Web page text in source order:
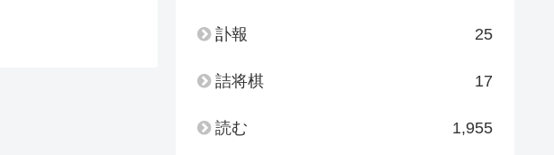
訃報 25
詰将棋 17
読む 1,955